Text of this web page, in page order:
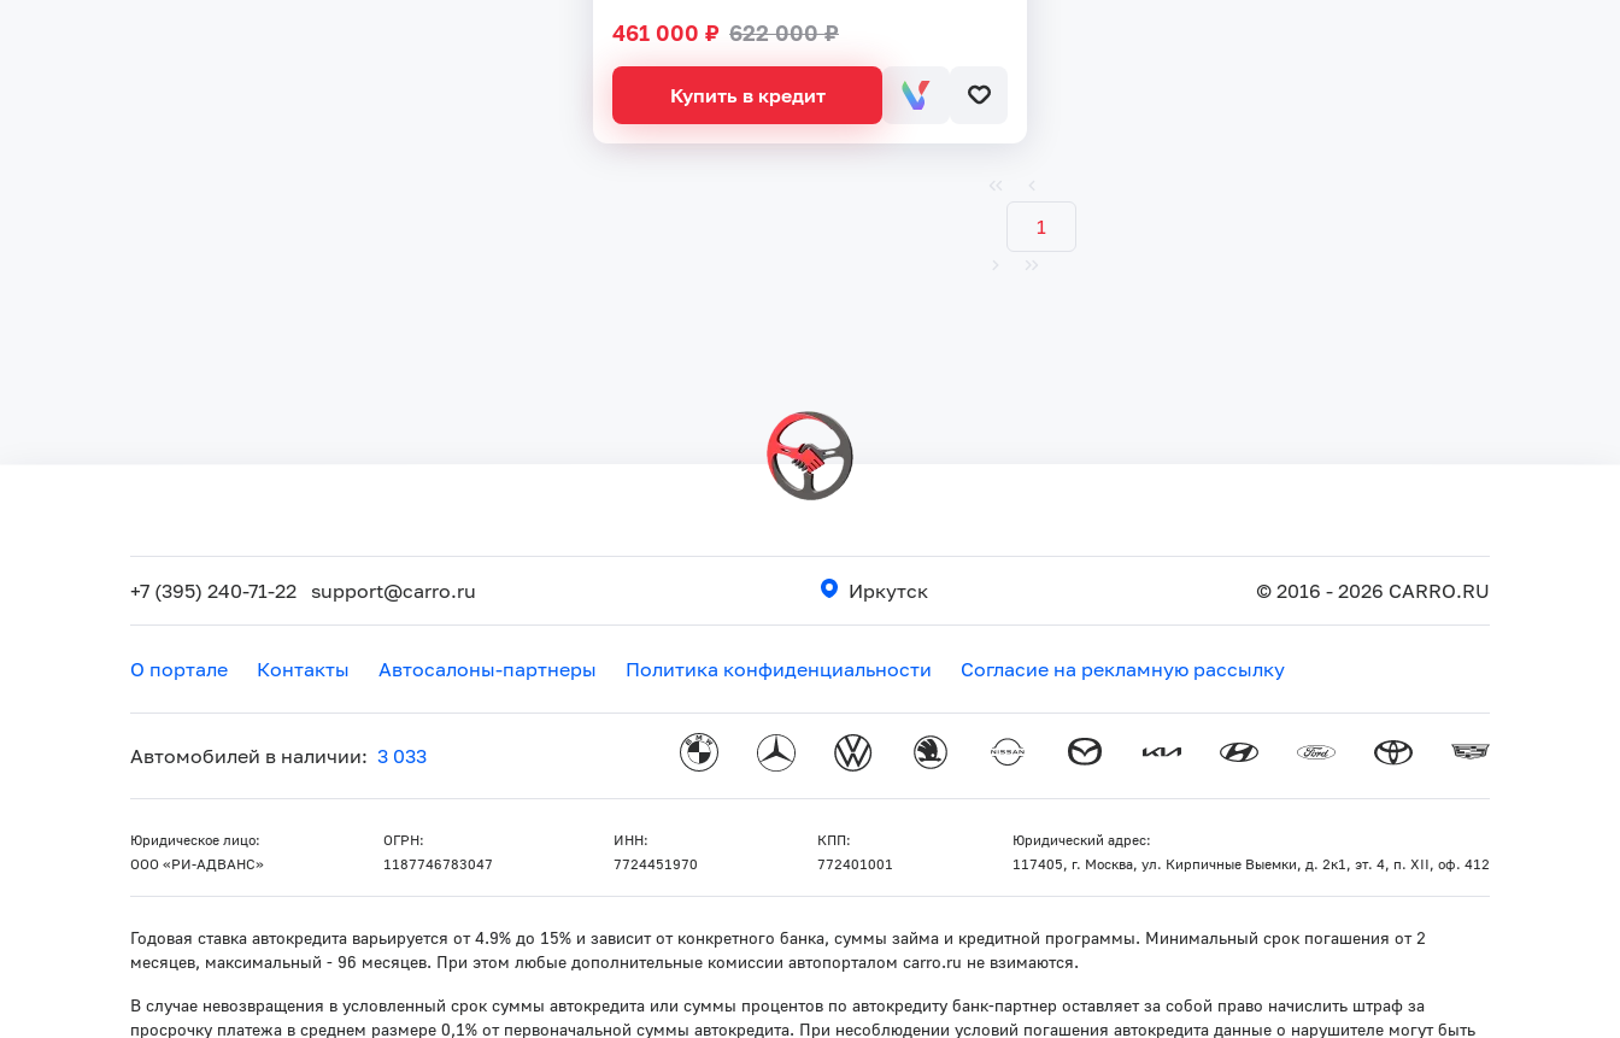
461 000 ₽ 622 000 ₽
Купить в кредит
1
+7 (395) 240-71-22 support@carro.ru Иркутск © 2016 - 2026 CARRO.RU
О портале Контакты Автосалоны-партнеры Политика конфиденциальности Согласие на рекламную рассылку
Автомобилей в наличии: 3 033
Юридическое лицо:
ООО «РИ-АДВАНС»
ОГРН:
1187746783047
ИНН:
7724451970
КПП:
772401001
Юридический адрес:
117405, г. Москва, ул. Кирпичные Выемки, д. 2к1, эт. 4, п. XII, оф. 412
Годовая ставка автокредита варьируется от 4.9% до 15% и зависит от конкретного банка, суммы займа и кредитной программы. Минимальный срок погашения от 2
месяцев, максимальный - 96 месяцев. При этом любые дополнительные комиссии автопорталом carro.ru не взимаются.
В случае невозвращения в условленный срок суммы автокредита или суммы процентов по автокредиту банк-партнер оставляет за собой право начислить штраф за
просрочку платежа в среднем размере 0,1% от первоначальной суммы автокредита. При несоблюдении условий погашения автокредита данные о нарушителе могут быть